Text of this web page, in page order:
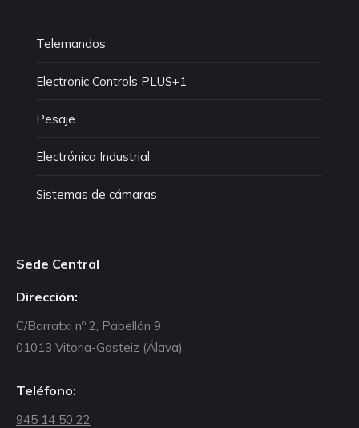
Telemandos
Electronic Controls PLUS+1
Pesaje
Electrónica Industrial
Sistemas de cámaras
Sede Central
Dirección:
C/Barratxi nº 2, Pabellón 9
01013 Vitoria-Gasteiz (Álava)
Teléfono:
945 14 50 22